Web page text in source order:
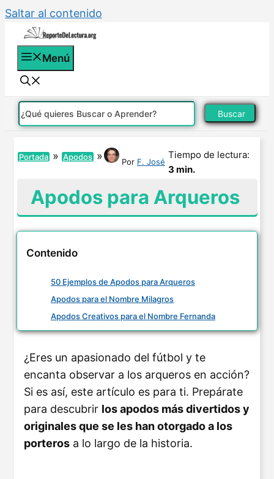
Saltar al contenido
Menú
Buscar
Portada » Apodos » Por F. José
Tiempo de lectura:
3 min.
Apodos para Arqueros
Contenido
50 Ejemplos de Apodos para Arqueros
Apodos para el Nombre Milagros
Apodos Creativos para el Nombre Fernanda
¿Eres un apasionado del fútbol y te
encanta observar a los arqueros en acción?
Si es así, este artículo es para ti. Prepárate
para descubrir los apodos más divertidos y
originales que se les han otorgado a los
porteros a lo largo de la historia.